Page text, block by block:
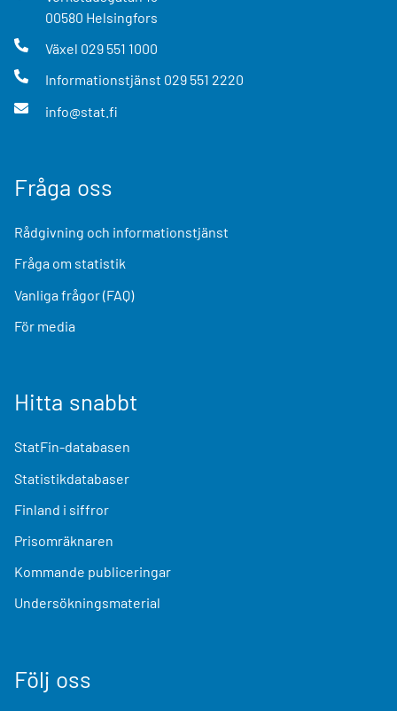
00580 Helsingfors
Växel 029 551 1000
Informationstjänst 029 551 2220
info@stat.fi
Fråga oss
Rådgivning och informationstjänst
Fråga om statistik
Vanliga frågor (FAQ)
För media
Hitta snabbt
StatFin-databasen
Statistikdatabaser
Finland i siffror
Prisomräknaren
Kommande publiceringar
Undersökningsmaterial
Följ oss